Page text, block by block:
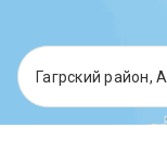
Гагрский район,